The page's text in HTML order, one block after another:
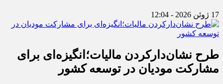
17 ژوئن 2026 - 12:04
طرح نشان‌دارکردن مالیات؛انگیزه‌ای برای
مشارکت مودیان در توسعه کشور